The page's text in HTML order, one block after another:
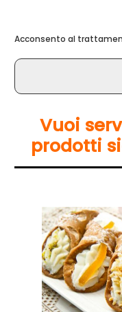
Acconsento al
Vuoi
prodotti